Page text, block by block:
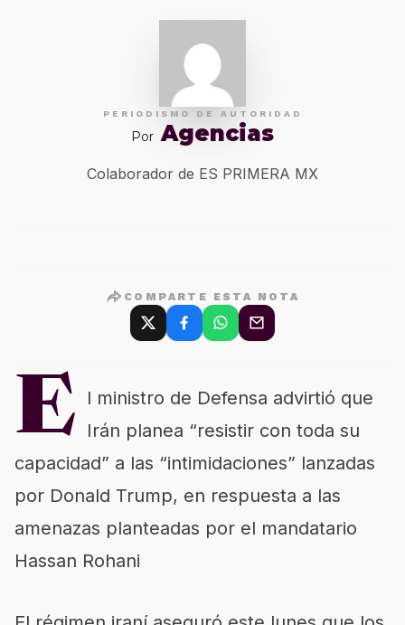
PERIODISMO DE AUTORIDAD
Por Agencias
Colaborador de ES PRIMERA MX
COMPARTE ESTA NOTA
E
l ministro de Defensa advirtió que
Irán planea “resistir con toda su
capacidad” a las “intimidaciones” lanzadas
por Donald Trump, en respuesta a las
amenazas planteadas por el mandatario
Hassan Rohani